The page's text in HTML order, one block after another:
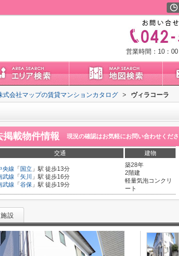
営業時間：10：
式会社マップの賃貸マンションカタログ > ヴィラコーラ
掲載物件情報 現況の確認はお気軽にお問い合わせくださ
交通 建物
央線 「 国立 」駅 徒歩13分
武線 「 矢川
」駅 徒歩16分
武線 「 谷保 」駅 徒歩19分
築28年
2階建
軽量気泡コンクリ
ート
設